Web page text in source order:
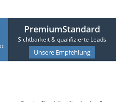
PremiumStandard
Sichtbarkeit & qualifizierte Leads
Unsere Empfehlung